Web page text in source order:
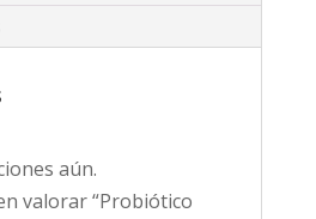
aún.
valorar “Probiótico